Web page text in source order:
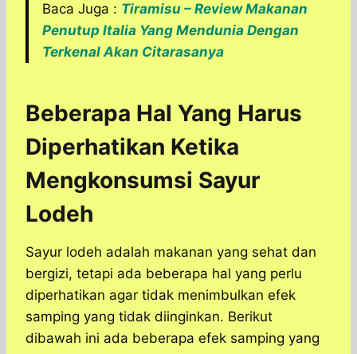
Baca Juga : Tiramisu – Review Makanan
Penutup Italia Yang Mendunia Dengan
Terkenal Akan Citarasanya
Beberapa Hal Yang Harus
Diperhatikan Ketika
Mengkonsumsi Sayur
Lodeh
Sayur lodeh adalah makanan yang sehat dan
bergizi, tetapi ada beberapa hal yang perlu
diperhatikan agar tidak menimbulkan efek
samping yang tidak diinginkan. Berikut
dibawah ini ada beberapa efek samping yang